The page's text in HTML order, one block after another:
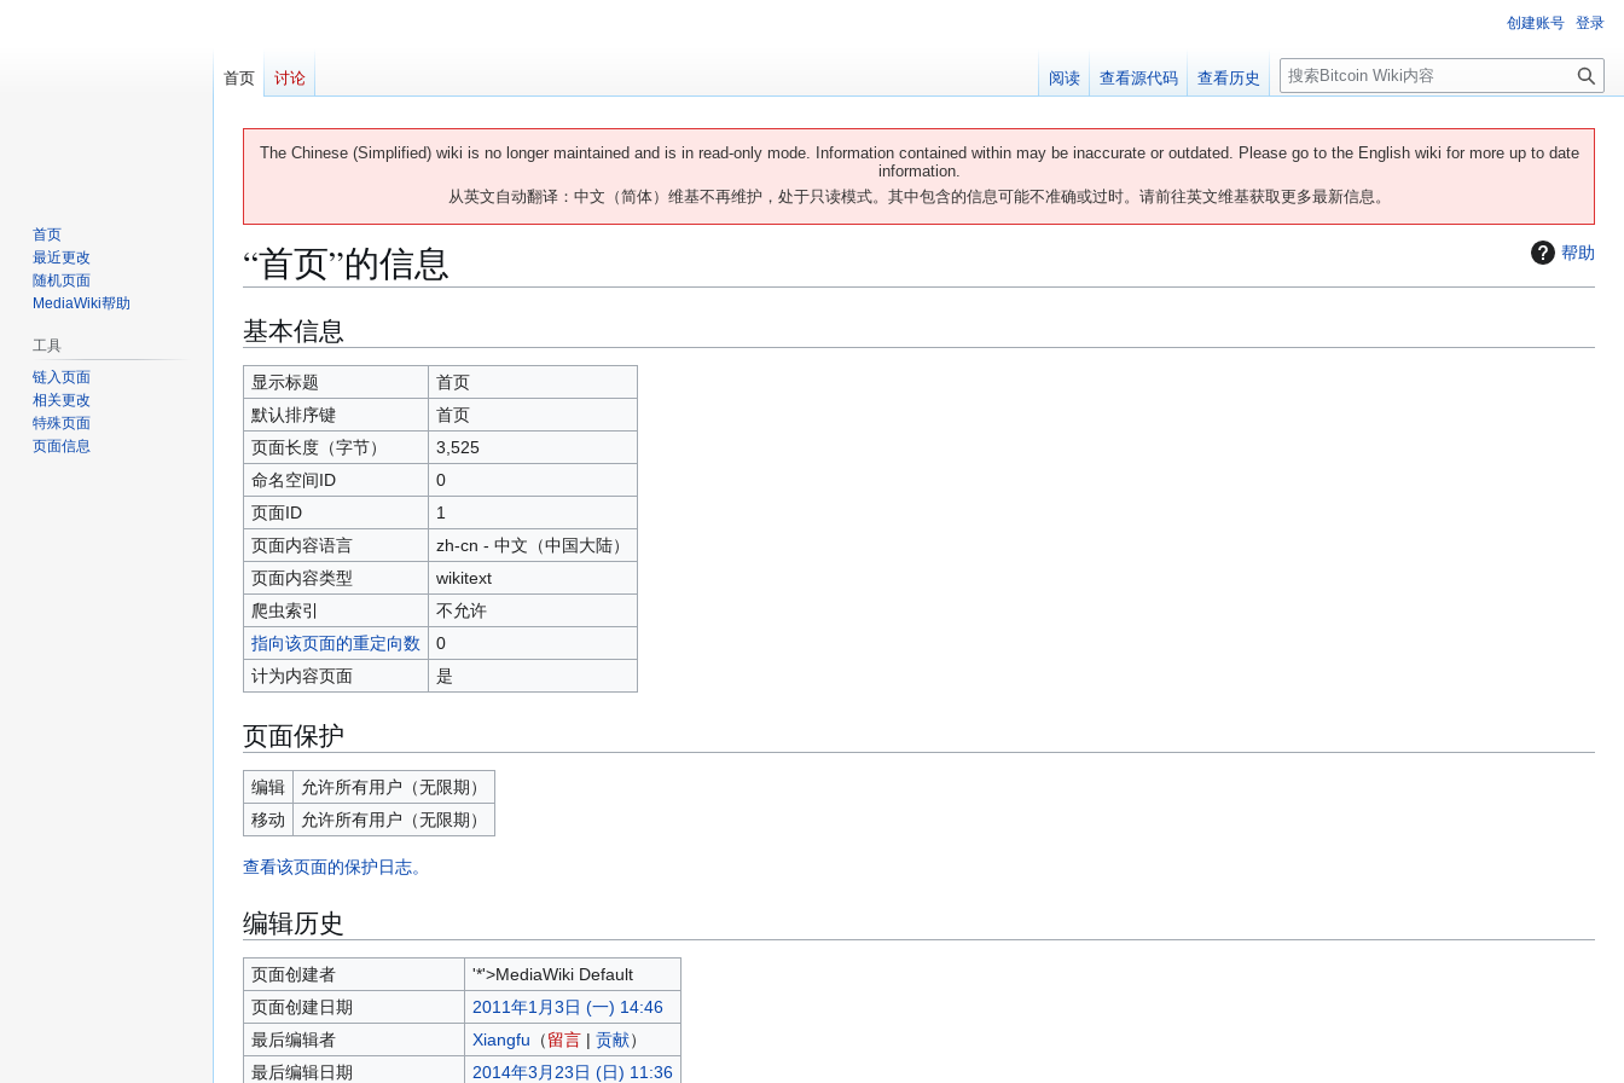
The Chinese (Simplified) wiki is no longer maintained and is in read-only mode. Information contained within may be inaccurate or outdated. Please go to the English wiki for more up to date
information.
从英文自动翻译：中文（简体）维基不再维护，处于只读模式。其中包含的信息可能不准确或过时。请前往英文维基获取更多最新信息。
帮助
“首页”的信息
跳
转
到
导
航
跳
转
到
搜
索
基本信息
显示标题
首页
默认排序键
首页
页面长度（字节）
3,525
命名空间ID
0
页面ID
1
页面内容语言
zh-cn - 中文（中国大陆）
页面内容类型
wikitext
爬虫索引
不允许
指向该页面的重定向数
0
计为内容页面
是
页面保护
编辑
允许所有用户​（无限期）
移动
允许所有用户​（无限期）
查看该页面的保护日志。
编辑历史
页面创建者
'*'>MediaWiki Default
页面创建日期
2011年1月3日 (一) 14:46
最后编辑者
Xiangfu （留言| 贡献）
最后编辑日期
2014年3月23日 (日) 11:36
创建账号 登录
首页 讨论 阅读 查看源代码 查看历史
搜
索
首页
最近更改
随机页面
MediaWiki帮助
工具
链入页面
相关更改
特殊页面
页面信息